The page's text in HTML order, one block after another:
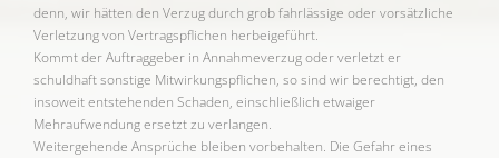
denn, wir hätten den Verzug durch grob fahrlässige oder vorsätzliche
Verletzung von Vertragspflichen herbeigeführt.
Kommt der Auftraggeber in Annahmeverzug oder verletzt er
schuldhaft sonstige Mitwirkungspflichen, so sind wir berechtigt, den
insoweit entstehenden Schaden, einschließlich etwaiger
Mehraufwendung ersetzt zu verlangen.
Weitergehende Ansprüche bleiben vorbehalten. Die Gefahr eines